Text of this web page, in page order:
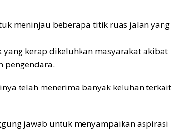
meninjau beberapa titik ruas jalan yang
kerap dikeluhkan masyarakat akibat
pengendara.
telah menerima banyak keluhan terkait
jawab untuk menyampaikan aspirasi